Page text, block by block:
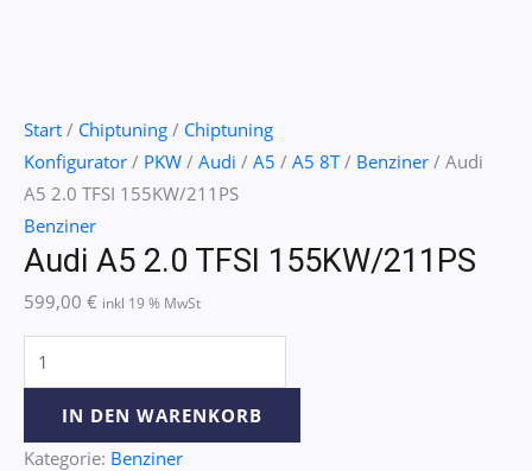
Start / Chiptuning / Chiptuning
Konfigurator / PKW / Audi / A5 / A5 8T/ Benziner / Audi
A5 2.0 TFSI 155KW/211PS
Benziner
Audi A5 2.0 TFSI 155KW/211PS
599,00 € inkl 19 % MwSt
IN DEN WARENKORB
Kategorie: Benziner